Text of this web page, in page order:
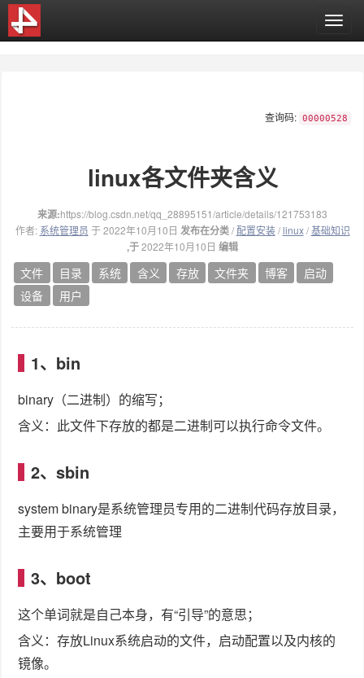
T
o
n
i
查询码: 00000528
linux各文件夹含义
来源:https://blog.csdn.net/qq_28895151/article/details/121753183
作者: 系统管理员 于 2022年10月10日 发布在分类/配置安装/linux/基础知识
,于2022年10月10日 编辑
文件 目录 系统 含义 存放 文件夹 博客
启动
设备
用户
1、bin
binary（二进制）的缩写；
含义：此文件下存放的都是二进制可以执行命令文件。
2、sbin
system binary是系统管理员专用的二进制代码存放目录，
主要用于系统管理
3、boot
这个单词就是自己本身，有“引导”的意思；
含义：存放Linux系统启动的文件，启动配置以及内核的
镜像。